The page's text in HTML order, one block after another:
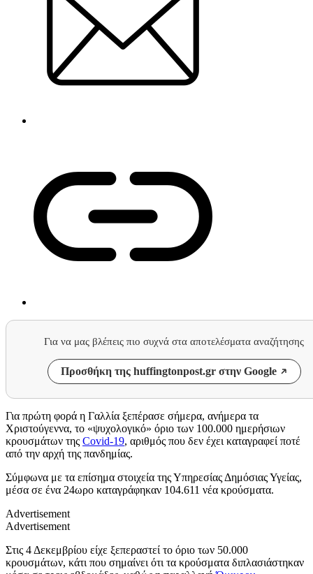
Για να μας βλέπεις πιο συχνά στα αποτελέσματα αναζήτησης
Προσθήκη της huffingtonpost.gr στην Google
Για πρώτη φορά η Γαλλία ξεπέρασε σήμερα, ανήμερα τα
Χριστούγεννα, το «ψυχολογικό» όριο των 100.000 ημερήσιων
κρουσμάτων της Covid-19, αριθμός που δεν έχει καταγραφεί ποτέ
από την αρχή της πανδημίας.
Σύμφωνα με τα επίσημα στοιχεία της Υπηρεσίας Δημόσιας Υγείας,
μέσα σε ένα 24ωρο καταγράφηκαν 104.611 νέα κρούσματα.
Advertisement
Advertisement
Στις 4 Δεκεμβρίου είχε ξεπεραστεί το όριο των 50.000
κρουσμάτων, κάτι που σημαίνει ότι τα κρούσματα διπλασιάστηκαν